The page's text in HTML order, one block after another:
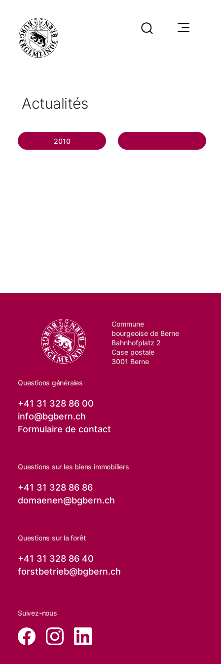
Actualités
2010
Commune
bourgeoise de Berne
Bahnhofplatz 2
Case postale
3001 Berne
Questions générales
+41 31 328 86 00
info@bgbern.ch
Formulaire de contact
Questions sur les biens immobiliers
+41 31 328 86 86
domaenen@bgbern.ch
Questions sur la forêt
+41 31 328 86 40
forstbetrieb@bgbern.ch
Suivez-nous